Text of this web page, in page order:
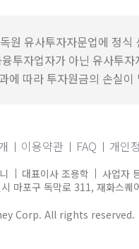
원 유사투자자문업에 정식
투자업자가 아닌 유사투
에 따라 투자원금의 손실이
이용약관 FAQ 개인
대표이사 조용학
사업자
시 마포구 독막로 311, 재화스
Corp. All rights reserved.